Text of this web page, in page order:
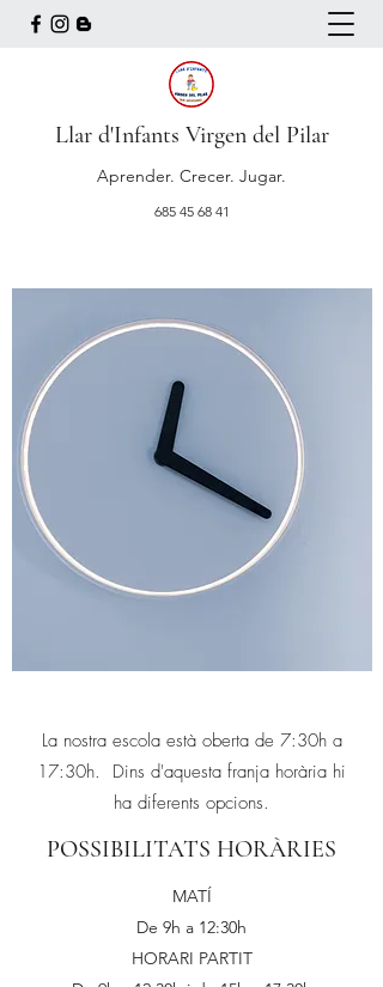
Llar d'Infants Virgen del Pilar
Aprender. Crecer. Jugar.
685 45 68 41
La nostra escola està oberta de 7:30h a
17:30h. Dins d'aquesta franja horària hi
ha diferents opcions.
POSSIBILITATS HORÀRIES
MATÍ
De 9h a 12:30h
HORARI PARTIT